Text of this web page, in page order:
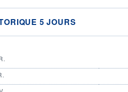
5 JOURS